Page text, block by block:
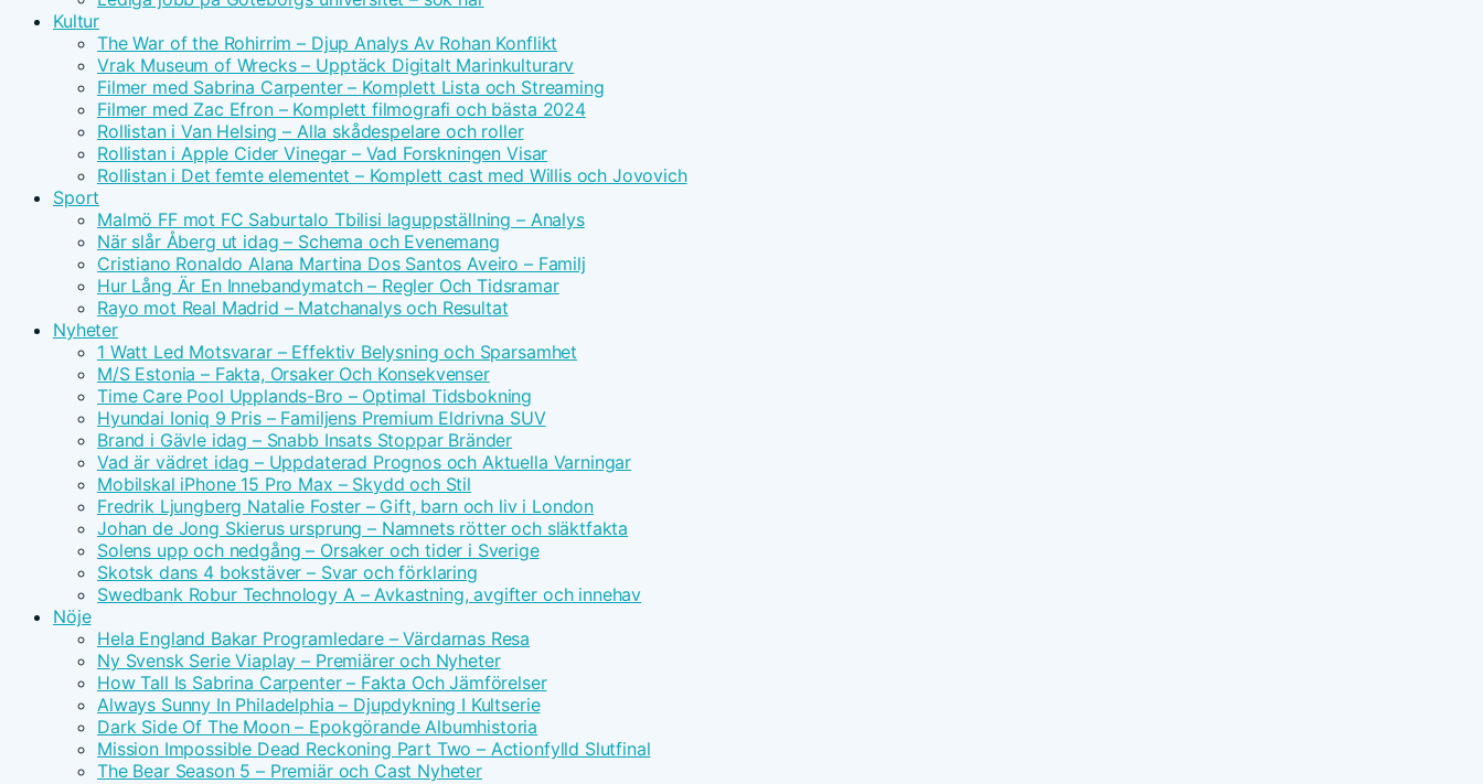
Kultur
The War of the Rohirrim – Djup Analys Av Rohan Konflikt
Vrak Museum of Wrecks – Upptäck Digitalt Marinkulturarv
Filmer med Sabrina Carpenter – Komplett Lista och Streaming
Filmer med Zac Efron – Komplett filmografi och bästa 2024
Rollistan i Van Helsing – Alla skådespelare och roller
Rollistan i Apple Cider Vinegar – Vad Forskningen Visar
Rollistan i Det femte elementet – Komplett cast med Willis och Jovovich
Sport
Malmö FF mot FC Saburtalo Tbilisi laguppställning – Analys
När slår Åberg ut idag – Schema och Evenemang
Cristiano Ronaldo Alana Martina Dos Santos Aveiro – Familj
Hur Lång Är En Innebandymatch – Regler Och Tidsramar
Rayo mot Real Madrid – Matchanalys och Resultat
Nyheter
1 Watt Led Motsvarar – Effektiv Belysning och Sparsamhet
M/S Estonia – Fakta, Orsaker Och Konsekvenser
Time Care Pool Upplands-Bro – Optimal Tidsbokning
Hyundai Ioniq 9 Pris – Familjens Premium Eldrivna SUV
Brand i Gävle idag – Snabb Insats Stoppar Bränder
Vad är vädret idag – Uppdaterad Prognos och Aktuella Varningar
Mobilskal iPhone 15 Pro Max – Skydd och Stil
Fredrik Ljungberg Natalie Foster – Gift, barn och liv i London
Johan de Jong Skierus ursprung – Namnets rötter och släktfakta
Solens upp och nedgång – Orsaker och tider i Sverige
Skotsk dans 4 bokstäver – Svar och förklaring
Swedbank Robur Technology A – Avkastning, avgifter och innehav
Nöje
Hela England Bakar Programledare – Värdarnas Resa
Ny Svensk Serie Viaplay – Premiärer och Nyheter
How Tall Is Sabrina Carpenter – Fakta Och Jämförelser
Always Sunny In Philadelphia – Djupdykning I Kultserie
Dark Side Of The Moon – Epokgörande Albumhistoria
Mission Impossible Dead Reckoning Part Two – Actionfylld Slutfinal
The Bear Season 5 – Premiär och Cast Nyheter